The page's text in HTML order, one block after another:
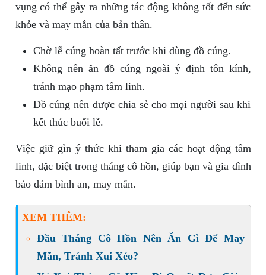
vụng có thể gây ra những tác động không tốt đến sức
khỏe và may mắn của bản thân.
Chờ lễ cúng hoàn tất trước khi dùng đồ cúng.
Không nên ăn đồ cúng ngoài ý định tôn kính,
tránh mạo phạm tâm linh.
Đồ cúng nên được chia sẻ cho mọi người sau khi
kết thúc buổi lễ.
Việc giữ gìn ý thức khi tham gia các hoạt động tâm
linh, đặc biệt trong tháng cô hồn, giúp bạn và gia đình
bảo đảm bình an, may mắn.
XEM THÊM:
Đầu Tháng Cô Hồn Nên Ăn Gì Để May
Mắn, Tránh Xui Xẻo?